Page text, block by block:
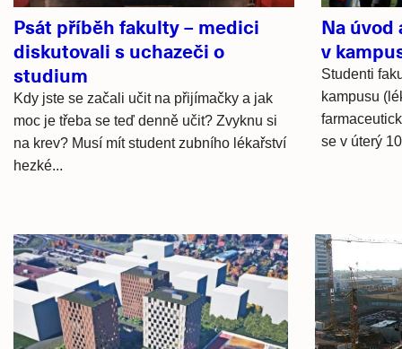
Psát příběh fakulty – medici
diskutovali s uchazeči o
studium
Kdy jste se začali učit na přijímačky a jak
moc je třeba se teď denně učit? Zvyknu si
na krev? Musí mít student zubního lékařství
hezké...
Na úvod
v
Studenti
kampusu
se v úterý
Hlavní
novinky